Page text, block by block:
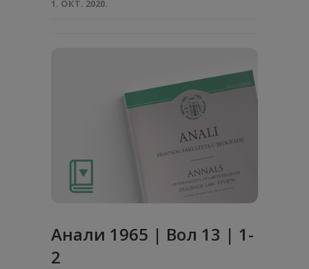
1. ОКТ. 2020.
Анaли 1965 | Вол 13 | 1-
2